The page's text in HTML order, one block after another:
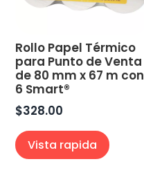
Rollo Papel Térmico
para Punto de Venta
de 80 mm x 67 m con
6 Smart®
$328.00
Vista rapida